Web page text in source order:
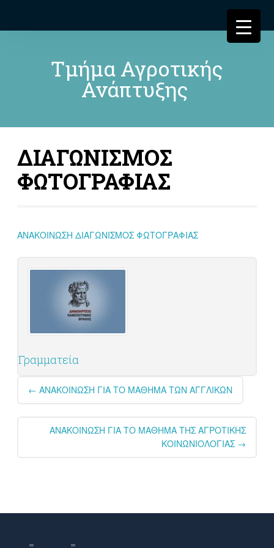
Τμήμα Αγροτικής
Ανάπτυξης
ΔΙΑΓΩΝΙΣΜΟΣ
ΦΩΤΟΓΡΑΦΙΑΣ
ΑΝΑΚΟΙΝΩΣΗ ΔΙΑΓΩΝΙΣΜΟΣ ΦΩΤΟΓΡΑΦΙΑΣ
Γραμματεία
Post
navigation
← ΑΝΑΚΟΙΝΩΣΗ ΓΙΑ ΤΟ ΜΑΘΗΜΑ ΤΩΝ ΑΓΓΛΙΚΩΝ
ΑΝΑΚΟΙΝΩΣΗ ΓΙΑ ΤΟ ΜΑΘΗΜΑ ΤΗΣ ΑΓΡΟΤΙΚΗΣ
ΚΟΙΝΩΝΙΟΛΟΓΙΑΣ →